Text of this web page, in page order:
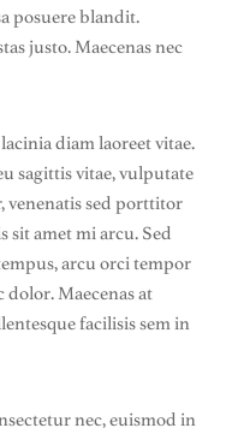
posuere blandit.
justo. Maecenas nec
diam laoreet vitae.
sagittis vitae, vulputate
venenatis sed porttitor
sit amet mi arcu. Sed
arcu orci tempor
Maecenas at
facilisis sem in
nec, euismod in